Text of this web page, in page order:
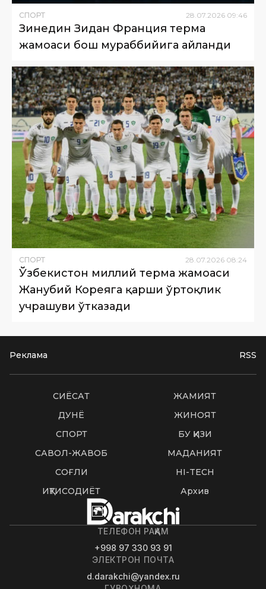
СПОРТ 28 07 2026 09:46
Зинедин Зидан Франция терма
жамоаси бош мураббийига айланди
СПОРТ 28 07 2026 08:24
Ўзбекистон миллий терма жамоаси
Жанубий Кореяга қарши ўртоқлик
учрашуви ўтказади
Реклама RSS
СИËСАТ
ЖАМИЯТ
ДУНË
ЖИНОЯТ
СПОРТ
БУ ҚИЗИҚ
САВОЛ-ЖАВОБ
МАДАНИЯТ
СОҒЛИҚ
HI-TECH
ИҚТИСОДИЁТ
Архив
ТЕЛЕФОН РАҚАМ
+998 97 330 93 91
ЭЛЕКТРОН ПОЧТА
d.darakchi@yandex.ru